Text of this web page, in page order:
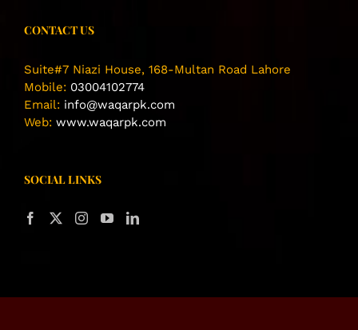
CONTACT US
Suite#7 Niazi House, 168-Multan Road Lahore
Mobile: 03004102774
Email: info@waqarpk.com
Web: www.waqarpk.com
SOCIAL LINKS